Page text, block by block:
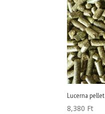
Lucerna pellet
8,380 Ft